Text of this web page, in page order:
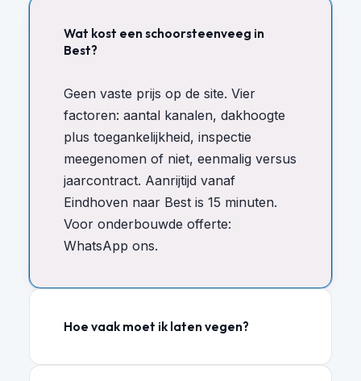
Wat kost een schoorsteenveeg in
Best?
Geen vaste prijs op de site. Vier
factoren: aantal kanalen, dakhoogte
plus toegankelijkheid, inspectie
meegenomen of niet, eenmalig versus
jaarcontract. Aanrijtijd vanaf
Eindhoven naar Best is 15 minuten.
Voor onderbouwde offerte:
WhatsApp ons.
Hoe vaak moet ik laten vegen?